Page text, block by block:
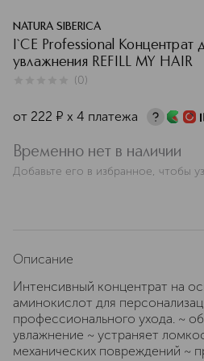
NATURA SIBERICA
I`CE Professional Концентрат
увлажнения REFILL MY HAIR
(0)
от 222 ¤ х 4 платежа
Временно нет в наличии
Добавьте его в избранное, чтобы
Описание
Интенсивный концентрат на
аминокислот для
профессионального ухода. ~
увлажнение ~ устраняет
механических повреждений ~